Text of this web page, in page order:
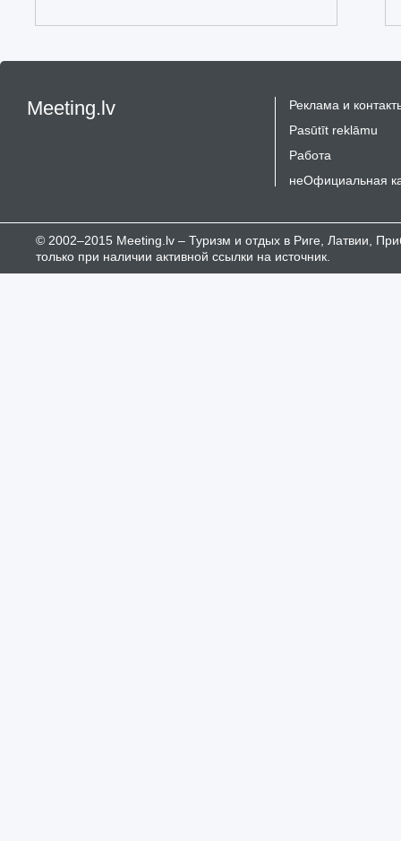
Meeting.lv
Реклама и
Pasūtīt reklāmu
Работа
неОфициальная
© 2002–2015 Meeting.lv – Туризм и отдых в Риге, Латвии,
только при наличии активной ссылки на источник.